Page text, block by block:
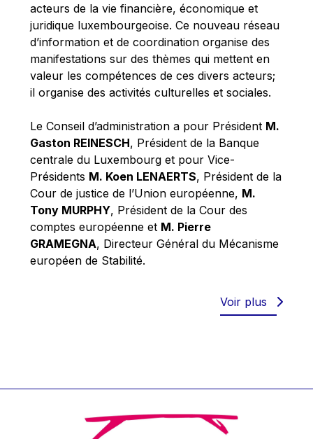
Mireille Delmas-Marty
Nobuo Tanaka
Otmar Issing
Paolo Mengozzi
Paschal Donohoe
Pat Cox
Patrizia Nanz
Philippe Maystadt
Pierre Gramegna
Richard Pelly
Robert Goebbels
Robert REYNDERS
Timothy Radcliffe
Vaclav Klaus
acteurs de la vie financière, économique et
juridique luxembourgeoise. Ce nouveau réseau
d’information et de coordination organise des
manifestations sur des thèmes qui mettent en
valeur les compétences de ces divers acteurs;
il organise des activités culturelles et sociales.
Le Conseil d’administration a pour Président M.
Gaston REINESCH, Président de la Banque
centrale du Luxembourg et pour Vice-
Présidents M. Koen LENAERTS, Président de la
Cour de justice de l’Union européenne, M.
Tony MURPHY, Président de la Cour des
comptes européenne et M. Pierre
GRAMEGNA, Directeur Général du Mécanisme
européen de Stabilité.
Voir plus